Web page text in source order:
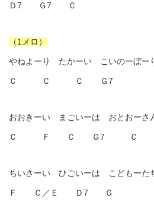
Ｄ7 Ｇ7 Ｃ
（1メロ）
やねよーり たかーい こいのーぼー
Ｃ Ｃ Ｃ Ｇ7
おおきーい まごいーは おとおーさ
Ｃ Ｆ Ｃ Ｇ7 Ｃ
ちいさーい ひごいーは こどもーた
Ｆ Ｃ／Ｅ Ｄ7 Ｇ